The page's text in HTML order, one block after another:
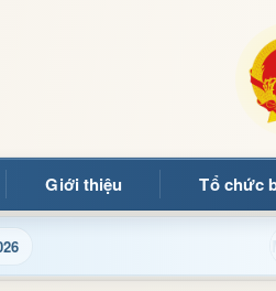
Giới thiệu Tổ chức
Trang thông tin điện tử xã Mường